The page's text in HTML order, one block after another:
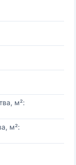
м²:
м²: